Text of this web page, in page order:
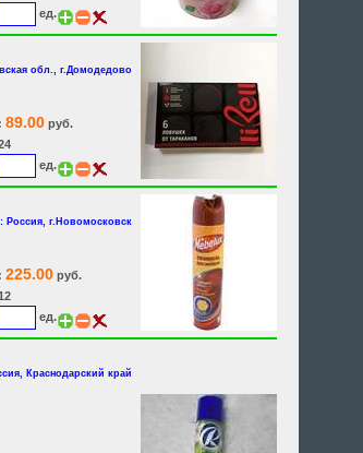
ед.
обл., г.Домодедово
89.00руб.
ед.
Россия, г.Новомосковск
225.00руб.
ед.
Краснодарский край